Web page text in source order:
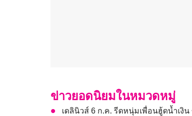
ข่าวยอดนิยมในหมวดหมู่
เดลินิวส์ 6 ก.ค. รีดหนุ่มเพื่อนฮู้ดน้ำเงิ